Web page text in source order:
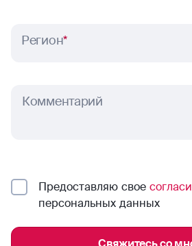
Регион*
Комментарий
Предоставляю свое
персональных данных